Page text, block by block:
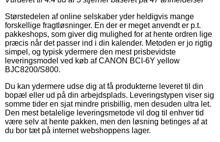
Størstedelen af online selskaber yder heldigvis mange
forskellige fragtløsninger. En der er meget anvendt er p.t.
pakkeshops, som giver dig mulighed for at hente ordren lige
præcis når det passer ind i din kalender. Metoden er jo rigtig
simpel, og typisk ydermere den mest prisbevidste
leveringsmodel ved køb af CANON BCI-6Y yellow
BJC8200/S800.
Du kan ydermere udse dig at få produkterne leveret til din
bopæl eller ud på din arbejdsplads. Leveringstypen viser sig
somme tider en sjat mindre prisbillig, men desuden ultra let.
Den mest betalelige leveringsmetode vil dog til enhver tid
være selv at hente pakken, men den løsning betinges af at
du bor tæt på internet webshoppens lager.